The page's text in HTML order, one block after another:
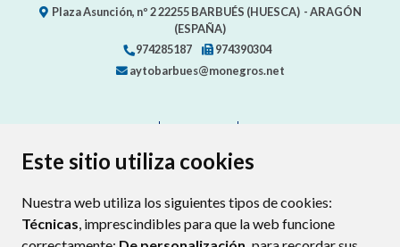
Este sitio utiliza cookies
Nuestra web utiliza los siguientes tipos de cookies:
Técnicas, imprescindibles para que la web funcione
Plaza Asunción, nº 222255 BARBUÉS (HUESCA) - ARAGÓN
(ESPAÑA)
974285187
974390304
aytobarbues@monegros.net
PROTECCIÓN DE DATOS
POLÍTICA DE COOKIES